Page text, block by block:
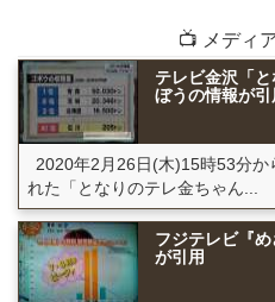
📺 メディ
テレビ金沢「
ぼうの情報が引
2020年2月26日(木)15時53分か
れた「となりのテレ金ちゃん...
フジテレビ『
が引用